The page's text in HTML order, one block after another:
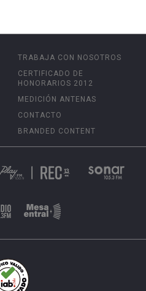
TRABAJA CON NOSOTROS
CERTIFICADO DE
HONORARIOS 2012
MEDICIÓN ANTENAS
CONTACTO
BRANDED CONTENT